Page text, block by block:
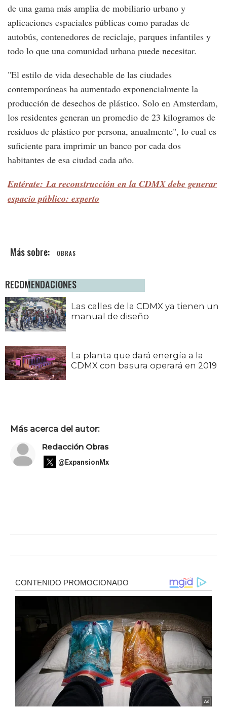
de una gama más amplia de mobiliario urbano y
aplicaciones espaciales públicas como paradas de
autobús, contenedores de reciclaje, parques infantiles y
todo lo que una comunidad urbana puede necesitar.
"El estilo de vida desechable de las ciudades
contemporáneas ha aumentado exponencialmente la
producción de desechos de plástico. Solo en Amsterdam,
los residentes generan un promedio de 23 kilogramos de
residuos de plástico por persona, anualmente", lo cual es
suficiente para imprimir un banco por cada dos
habitantes de esa ciudad cada año.
Entérate: La reconstrucción en la CDMX debe generar
espacio público: experto
OBRAS
RECOMENDACIONES
Las calles de la CDMX ya tienen un
manual de diseño
La planta que dará energía a la
CDMX con basura operará en 2019
Más acerca del autor:
Redacción Obras
@ExpansionMx